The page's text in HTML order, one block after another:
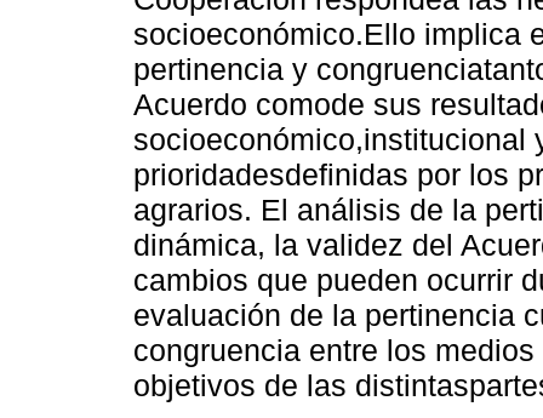
socioeconómico.Ello implica
pertinencia y
Acuerdo comode sus
socioeconómico,institucional
prioridadesdefinidas por los
agrarios. El análisis de la
dinámica, la validez del
cambios que pueden ocurrir
evaluación de la pertinencia
congruencia entre los
objetivos de las